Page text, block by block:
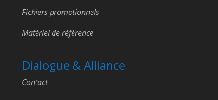
Fichiers promotionnels
Matériel de référence
Dialogue & Alliance
Contact